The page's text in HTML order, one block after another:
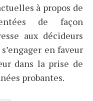
à propos de
de façon
aux décideurs
en faveur
dans la prise de
probantes.